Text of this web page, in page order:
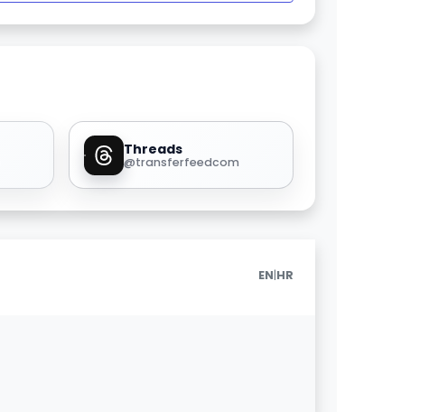
Threads
@transferfeedcom
EN|HR